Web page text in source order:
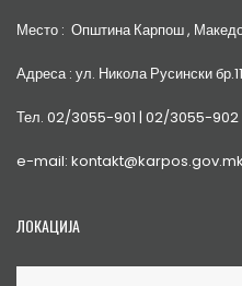
Место : Општина Карпош ,
Адреса : ул. Никола Русински бр.11
Тел. 02/3055-901 | 02/3055-902
e-mail: kontakt@karpos.gov.mk
ЛОКАЦИЈА